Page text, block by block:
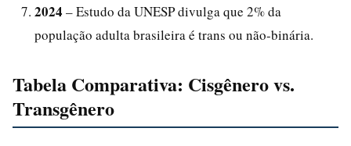
2024 – Estudo da UNESP divulga que 2% da
população adulta brasileira é trans ou não-binária.
Tabela Comparativa: Cisgênero vs.
Transgênero